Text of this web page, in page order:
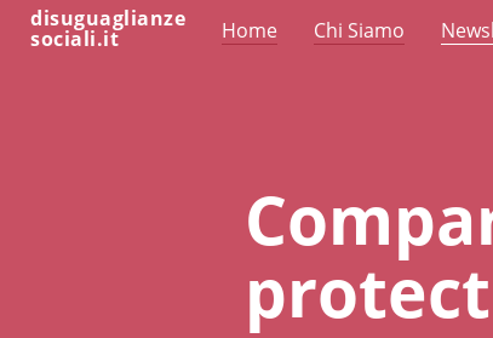
disuguaglianze
sociali.it Home Chi Siamo